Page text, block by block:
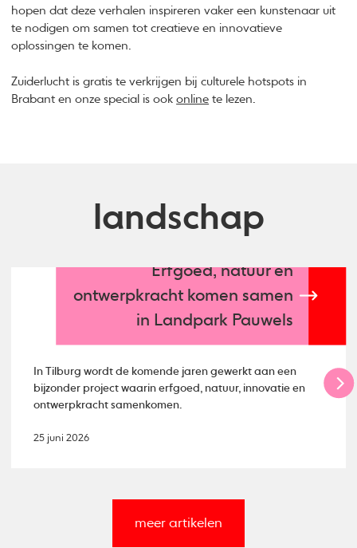
hopen dat deze verhalen inspireren vaker een kunstenaar uit
te nodigen om samen tot creatieve en innovatieve
oplossingen te komen.
Zuiderlucht is gratis te verkrijgen bij culturele hotspots in
Brabant en onze special is ookonline te lezen.
landschap
Erfgoed, natuur en
ontwerpkracht komen samen
in Landpark Pauwels
In Tilburg wordt de komende jaren gewerkt aan een
bijzonder project waarin erfgoed, natuur, innovatie en
ontwerpkracht samenkomen.
25 juni 2026
meer artikelen